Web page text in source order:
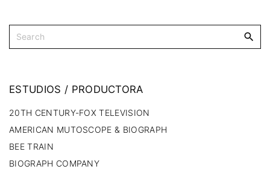
ESTUDIOS / PRODUCTORA
20TH CENTURY-FOX TELEVISION
AMERICAN MUTOSCOPE & BIOGRAPH
BEE TRAIN
BIOGRAPH COMPANY